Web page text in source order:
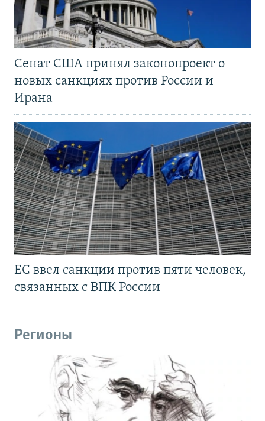
Сенат США принял законопроект о
новых санкциях против России и
Ирана
ЕС ввел санкции против пяти человек,
связанных с ВПК России
Регионы